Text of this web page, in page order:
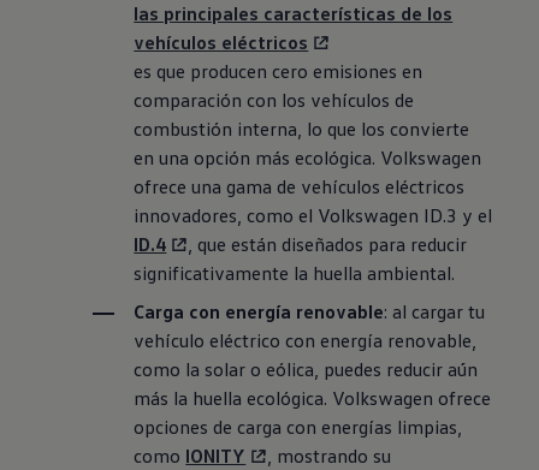
las principales características de los
vehículos eléctricos
es que producen cero emisiones en
comparación con los vehículos de
combustión interna, lo que los convierte
en una opción más ecológica. Volkswagen
ofrece una gama de vehículos eléctricos
innovadores, como el Volkswagen ID.3 y el
ID.4
, que están diseñados para reducir
significativamente la huella ambiental.
Carga con energía renovable: al cargar tu
vehículo eléctrico con energía renovable,
como la solar o eólica, puedes reducir aún
más la huella ecológica. Volkswagen ofrece
opciones de carga con energías limpias,
como IONITY
, mostrando su